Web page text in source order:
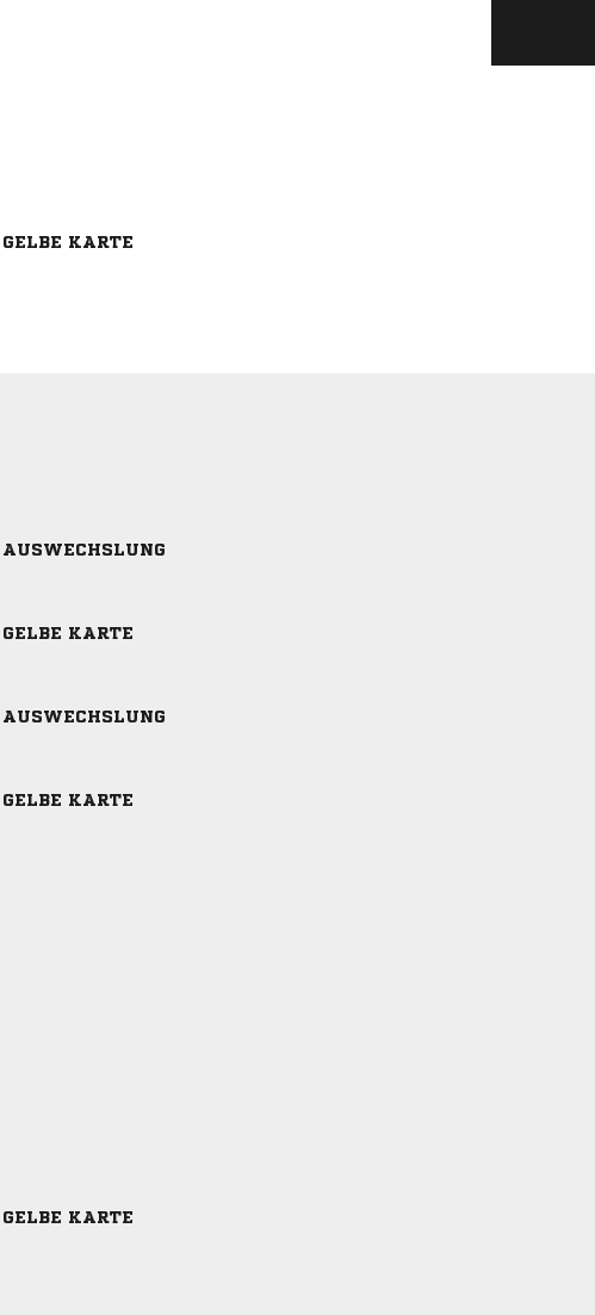
GELBE KARTE
AUSWECHSLUNG
GELBE KARTE
AUSWECHSLUNG
GELBE KARTE
GELBE KARTE